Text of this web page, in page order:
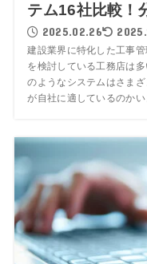
テム16社比較！
2025.02.26
建設業界に特化した工事
を検討している工務店は
のようなシステムはさま
が自社に適しているのかい